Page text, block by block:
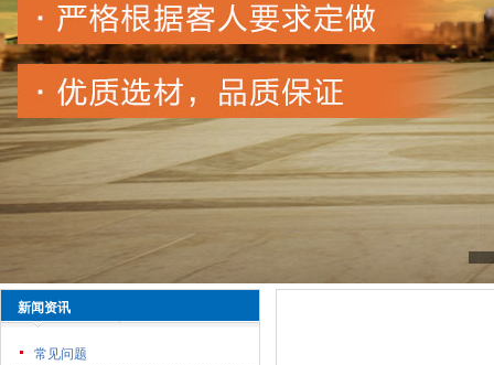
新闻资讯
常见问题